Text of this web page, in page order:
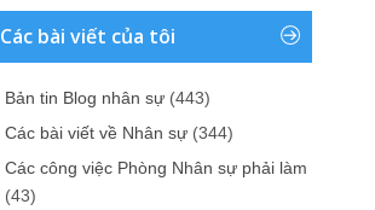
Các bài viết của tôi
Bản tin Blog nhân sự (443)
Các bài viết về Nhân sự (344)
Các công việc Phòng Nhân sự phải làm
(43)